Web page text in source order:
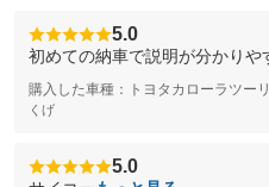
5.0
初めての納車で説明が分かりや
購入した車種：トヨタカローラツー
くげ
5.0